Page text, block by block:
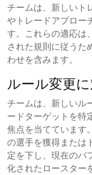
チームは、新しいト
やトレードアプロー
す。これらの適応は
された規則に従うた
わせを含みます。
ルール変更
チームは、新しいル
ードターゲットを特
焦点を当てています
の選手を獲得または
定を下し、現在のパ
化されたロースター